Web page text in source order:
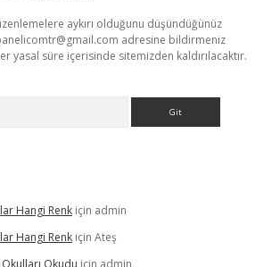
aykırı olduğunu düşündüğünüz
adresine bildirmeniz
yasal süre içerisinde sitemizden kaldırılacaktır.
Hangi Renk için admin
Hangi Renk için Ateş
Okudu için admin